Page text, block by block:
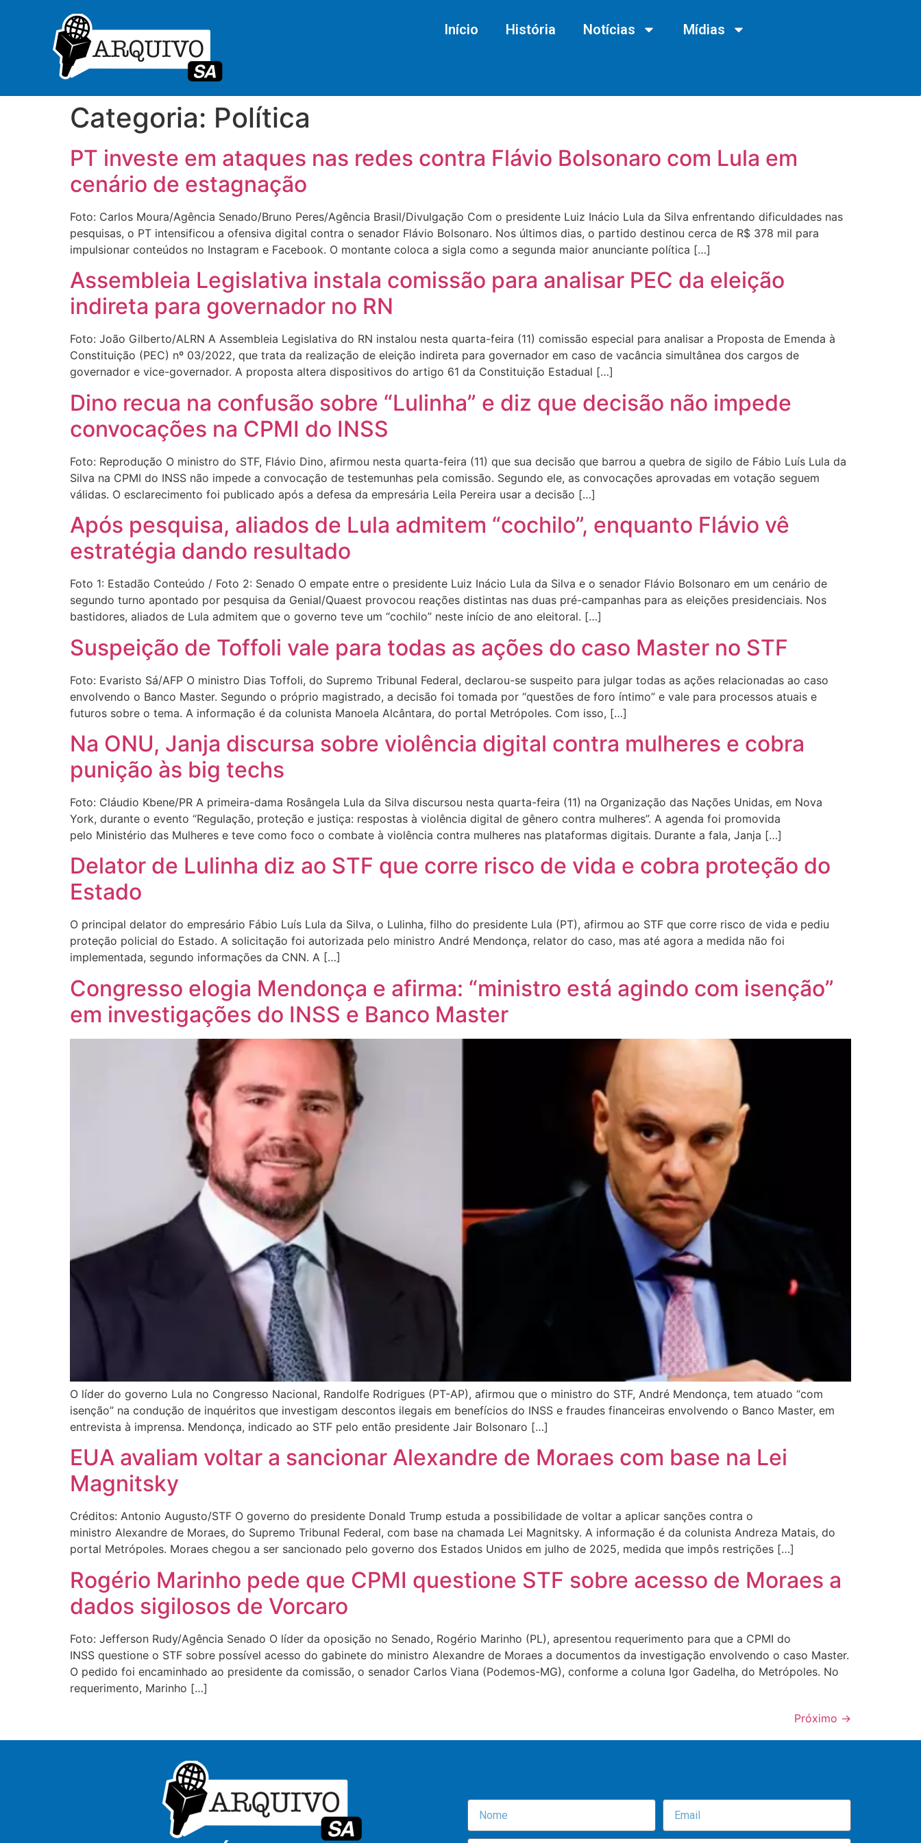
Início História Notícias Mídias
Categoria: Política
PT investe em ataques nas redes contra Flávio Bolsonaro com Lula em
cenário de estagnação
Foto: Carlos Moura/Agência Senado/Bruno Peres/Agência Brasil/Divulgação Com o presidente Luiz Inácio Lula da Silva enfrentando dificuldades nas
pesquisas, o PT intensificou a ofensiva digital contra o senador Flávio Bolsonaro. Nos últimos dias, o partido destinou cerca de R$ 378 mil para
impulsionar conteúdos no Instagram e Facebook. O montante coloca a sigla como a segunda maior anunciante política […]
Assembleia Legislativa instala comissão para analisar PEC da eleição
indireta para governador no RN
Foto: João Gilberto/ALRN A Assembleia Legislativa do RN instalou nesta quarta-feira (11) comissão especial para analisar a Proposta de Emenda à
Constituição (PEC) nº 03/2022, que trata da realização de eleição indireta para governador em caso de vacância simultânea dos cargos de
governador e vice-governador. A proposta altera dispositivos do artigo 61 da Constituição Estadual […]
Dino recua na confusão sobre “Lulinha” e diz que decisão não impede
convocações na CPMI do INSS
Foto: Reprodução O ministro do STF, Flávio Dino, afirmou nesta quarta-feira (11) que sua decisão que barrou a quebra de sigilo de Fábio Luís Lula da
Silva na CPMI do INSS não impede a convocação de testemunhas pela comissão. Segundo ele, as convocações aprovadas em votação seguem
válidas. O esclarecimento foi publicado após a defesa da empresária Leila Pereira usar a decisão […]
Após pesquisa, aliados de Lula admitem “cochilo”, enquanto Flávio vê
estratégia dando resultado
Foto 1: Estadão Conteúdo / Foto 2: Senado O empate entre o presidente Luiz Inácio Lula da Silva e o senador Flávio Bolsonaro em um cenário de
segundo turno apontado por pesquisa da Genial/Quaest provocou reações distintas nas duas pré-campanhas para as eleições presidenciais. Nos
bastidores, aliados de Lula admitem que o governo teve um “cochilo” neste início de ano eleitoral. […]
Suspeição de Toffoli vale para todas as ações do caso Master no STF
Foto: Evaristo Sá/AFP O ministro Dias Toffoli, do Supremo Tribunal Federal, declarou-se suspeito para julgar todas as ações relacionadas ao caso
envolvendo o Banco Master. Segundo o próprio magistrado, a decisão foi tomada por “questões de foro íntimo” e vale para processos atuais e
futuros sobre o tema. A informação é da colunista Manoela Alcântara, do portal Metrópoles. Com isso, […]
Na ONU, Janja discursa sobre violência digital contra mulheres e cobra
punição às big techs
Foto: Cláudio Kbene/PR A primeira-dama Rosângela Lula da Silva discursou nesta quarta-feira (11) na Organização das Nações Unidas, em Nova
York, durante o evento “Regulação, proteção e justiça: respostas à violência digital de gênero contra mulheres”. A agenda foi promovida
pelo Ministério das Mulheres e teve como foco o combate à violência contra mulheres nas plataformas digitais. Durante a fala, Janja […]
Delator de Lulinha diz ao STF que corre risco de vida e cobra proteção do
Estado
O principal delator do empresário Fábio Luís Lula da Silva, o Lulinha, filho do presidente Lula (PT), afirmou ao STF que corre risco de vida e pediu
proteção policial do Estado. A solicitação foi autorizada pelo ministro André Mendonça, relator do caso, mas até agora a medida não foi
implementada, segundo informações da CNN. A […]
Congresso elogia Mendonça e afirma: “ministro está agindo com isenção”
em investigações do INSS e Banco Master
O líder do governo Lula no Congresso Nacional, Randolfe Rodrigues (PT-AP), afirmou que o ministro do STF, André Mendonça, tem atuado “com
isenção” na condução de inquéritos que investigam descontos ilegais em benefícios do INSS e fraudes financeiras envolvendo o Banco Master, em
entrevista à imprensa. Mendonça, indicado ao STF pelo então presidente Jair Bolsonaro […]
EUA avaliam voltar a sancionar Alexandre de Moraes com base na Lei
Magnitsky
Créditos: Antonio Augusto/STF O governo do presidente Donald Trump estuda a possibilidade de voltar a aplicar sanções contra o
ministro Alexandre de Moraes, do Supremo Tribunal Federal, com base na chamada Lei Magnitsky. A informação é da colunista Andreza Matais, do
portal Metrópoles. Moraes chegou a ser sancionado pelo governo dos Estados Unidos em julho de 2025, medida que impôs restrições […]
Rogério Marinho pede que CPMI questione STF sobre acesso de Moraes a
dados sigilosos de Vorcaro
Foto: Jefferson Rudy/Agência Senado O líder da oposição no Senado, Rogério Marinho (PL), apresentou requerimento para que a CPMI do
INSS questione o STF sobre possível acesso do gabinete do ministro Alexandre de Moraes a documentos da investigação envolvendo o caso Master.
O pedido foi encaminhado ao presidente da comissão, o senador Carlos Viana (Podemos-MG), conforme a coluna Igor Gadelha, do Metrópoles. No
requerimento, Marinho […]
Próximo →